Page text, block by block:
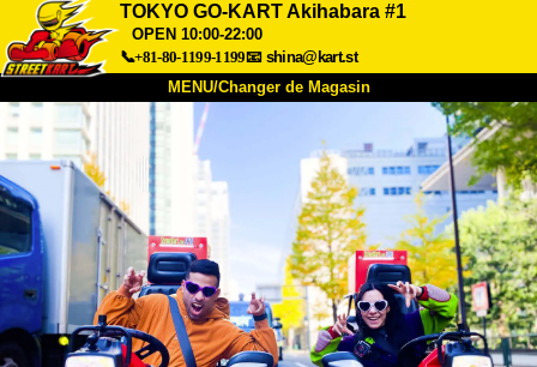
TOKYO GO-KART Akihabara #1
OPEN 10:00-22:00
📞+81-80-1199-1199📧 shina@kart.st
MENU/Changer de Magasin
À Propos Caractéristiques Tarifs
Accès FAQ
Entreprise Réservation
Changer de Magasin
Tokyo Shinagawa Tokyo Akihabara#1
Tokyo Akihabara#2 Tokyo Shibuya